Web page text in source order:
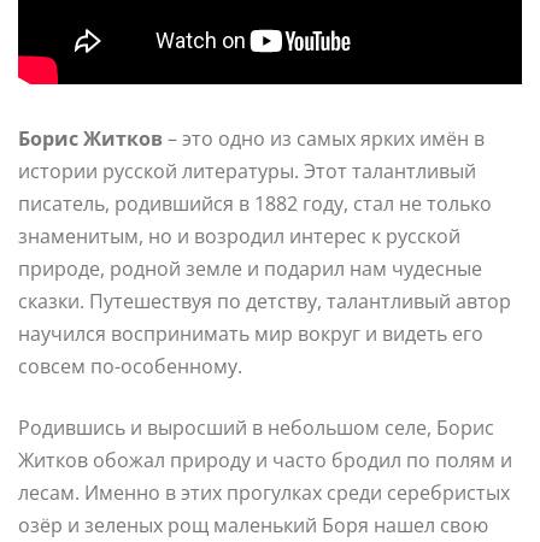
Борис Житков– это одно из самых ярких имён в
истории русской литературы. Этот талантливый
писатель, родившийся в 1882 году, стал не только
знаменитым, но и возродил интерес к русской
природе, родной земле и подарил нам чудесные
сказки. Путешествуя по детству, талантливый автор
научился воспринимать мир вокруг и видеть его
совсем по-особенному.
Родившись и выросший в небольшом селе, Борис
Житков обожал природу и часто бродил по полям и
лесам. Именно в этих прогулках среди серебристых
озёр и зеленых рощ маленький Боря нашел свою